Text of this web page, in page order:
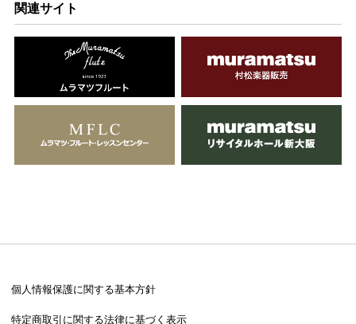
関連サイト
個人情報保護に関する基本方針
特定商取引に関する法律に基づく表示